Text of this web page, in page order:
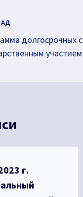
долгосрочных
г.